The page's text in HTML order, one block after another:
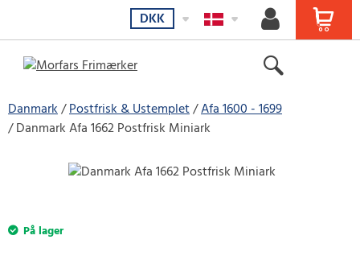
DKK
Danmark Postfrisk & Ustemplet Afa 1600 - 1699
Danmark Afa 1662 Postfrisk Miniark
På lager